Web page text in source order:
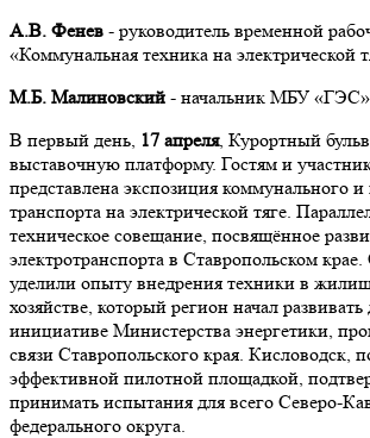
А.В. Фенев - руководитель временной
«Коммунальная техника на электрической
М.Б. Малиновский - начальник МБУ «ГЭС»
В первый день, 17 апреля, Курортный
выставочную платформу. Гостям и
представлена экспозиция коммунального и
транспорта на электрической тяге.
техническое совещание, посвящённое
электротранспорта в Ставропольском
уделили опыту внедрения техники в
хозяйстве, который регион начал развивать
инициативе Министерства энергетики,
связи Ставропольского края. Кисловодск,
эффективной пилотной площадкой,
принимать испытания для всего Северо-
федерального округа.